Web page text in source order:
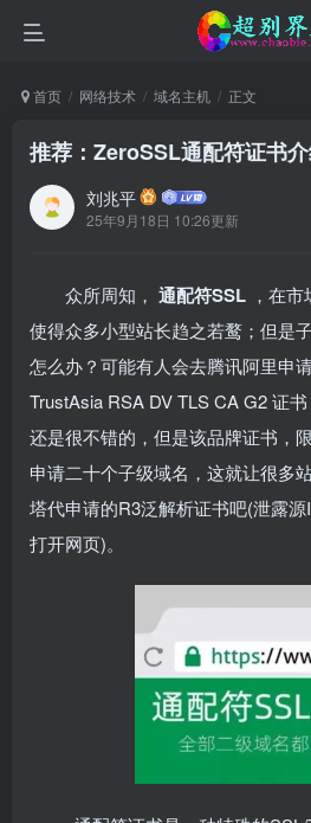
首页 网络技术 域名主机 正文
推荐：ZeroSSL通配符证书
刘兆平
25年9月18日 10:26更新
众所周知， 通配符SSL ，在
使得众多小型站长趋之若鹜；但是
怎么办？可能有人会去腾讯阿里申
TrustAsia RSA DV TLS CA G2证
还是很不错的，但是该品牌证书，
申请二十个子级域名，这就让很多
塔代申请的R3泛解析证书吧(泄露
打开网页)。